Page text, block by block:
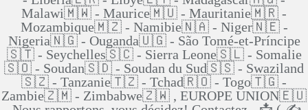
Malawi🇲🇼 - Maurice🇲🇺 - Mauritanie🇲🇷 -
Mozambique🇲🇿 - Namibie🇳🇦 - Niger🇳🇪 -
Nigeria🇳🇬 - Ouganda🇺🇬 - São Tomé-et-Príncipe
🇸🇹 - Seychelles🇸🇨 - Sierra Leone🇸🇱 - Somalie
🇸🇴 - Soudan🇸🇩 - Soudan du Sud🇸🇸 - Swaziland
🇸🇿 - Tanzanie🇹🇿 - Tchad🇷🇴 - Togo🇹🇬 -
Zambie🇿🇲 - Zimbabwe🇿🇼 , EUROPE UNION🇪🇺